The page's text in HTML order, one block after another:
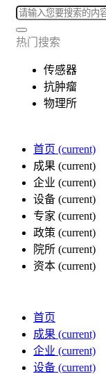
热门搜索
传感器
抗肿瘤
物理所
首页 (current)
成果 (current)
企业 (current)
设备 (current)
专家 (current)
政策 (current)
院所 (current)
资本 (current)
首页
成果 (current)
企业 (current)
设备 (current)